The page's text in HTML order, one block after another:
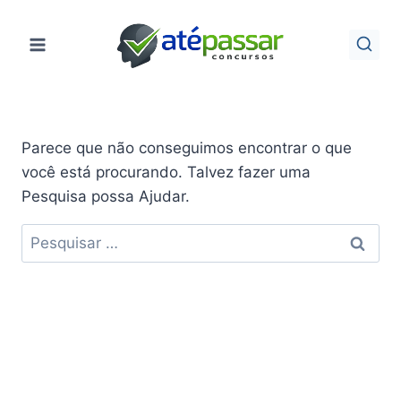
para
Parece que não conseguimos encontrar o que
você está procurando. Talvez fazer uma
Pesquisa possa Ajudar.
Pesquisar
por: